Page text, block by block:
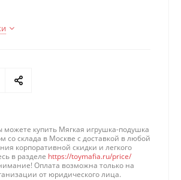
купить Мягкая игрушка-подушка
со склада в Москве с доставкой в любой
корпоративной скидки и легкого
в разделе https://toymafia.ru/price/
Оплата возможна только на
от юридического лица.